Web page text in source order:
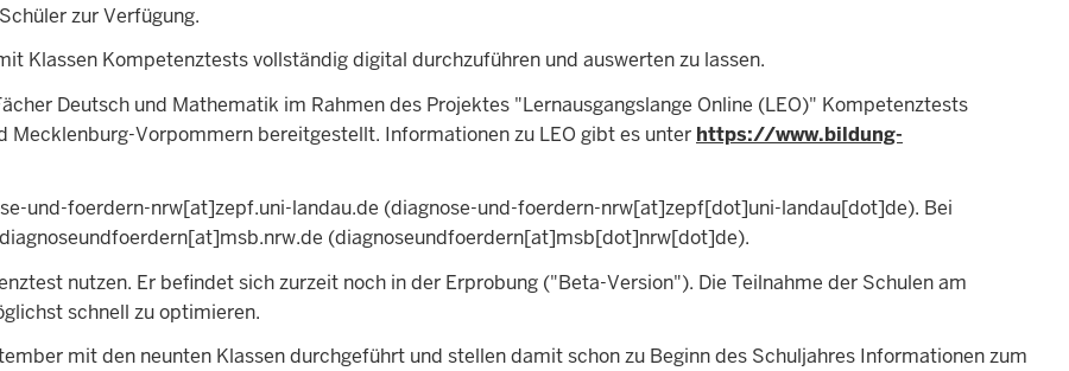
zur Verfügung.
Klassen Kompetenztests vollständig digital durchzuführen und auswerten zu lassen.
Deutsch und Mathematik im Rahmen des Projektes "Lernausgangslange Online (LEO)" Kompetenztests
Vorpommern bereitgestellt. Informationen zu LEO gibt es unter https://www.bildung-
und-foerdern-nrw[at]zepf.uni-landau.de (diagnose-und-foerdern-nrw[at]zepf[dot]uni-landau[dot]de). Bei
diagnoseundfoerdern[at]msb.nrw.de (diagnoseundfoerdern[at]msb[dot]nrw[dot]de).
nutzen. Er befindet sich zurzeit noch in der Erprobung ("Beta-Version"). Die Teilnahme der Schulen am
schnell zu optimieren.
mit den neunten Klassen durchgeführt und stellen damit schon zu Beginn des Schuljahres Informationen zum